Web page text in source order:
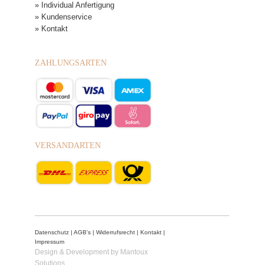
» Individual Anfertigung
» Kundenservice
» Kontakt
ZAHLUNGSARTEN
VERSANDARTEN
Datenschutz AGB's Widerrufsrecht Kontakt
Impressum
Design & Development by Mantoux